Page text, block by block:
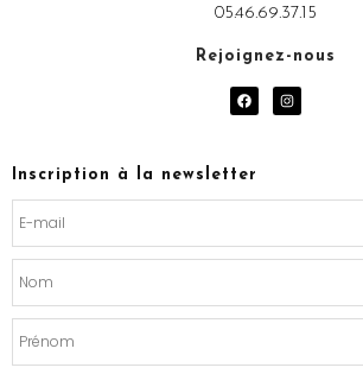
05.46.69.37.15
Rejoignez-nous
F
a
o
I
n
Inscription à la newsletter